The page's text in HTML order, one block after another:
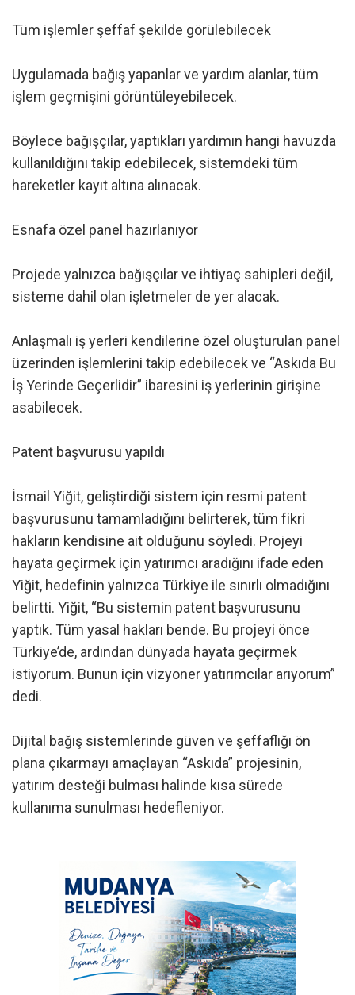
Tüm işlemler şeffaf şekilde görülebilecek
Uygulamada bağış yapanlar ve yardım alanlar, tüm
işlem geçmişini görüntüleyebilecek.
Böylece bağışçılar, yaptıkları yardımın hangi havuzda
kullanıldığını takip edebilecek, sistemdeki tüm
hareketler kayıt altına alınacak.
Esnafa özel panel hazırlanıyor
Projede yalnızca bağışçılar ve ihtiyaç sahipleri değil,
sisteme dahil olan işletmeler de yer alacak.
Anlaşmalı iş yerleri kendilerine özel oluşturulan panel
üzerinden işlemlerini takip edebilecek ve “Askıda Bu
İş Yerinde Geçerlidir” ibaresini iş yerlerinin girişine
asabilecek.
Patent başvurusu yapıldı
İsmail Yiğit, geliştirdiği sistem için resmi patent
başvurusunu tamamladığını belirterek, tüm fikri
hakların kendisine ait olduğunu söyledi. Projeyi
hayata geçirmek için yatırımcı aradığını ifade eden
Yiğit, hedefinin yalnızca Türkiye ile sınırlı olmadığını
belirtti. Yiğit, “Bu sistemin patent başvurusunu
yaptık. Tüm yasal hakları bende. Bu projeyi önce
Türkiye’de, ardından dünyada hayata geçirmek
istiyorum. Bunun için vizyoner yatırımcılar arıyorum”
dedi.
Dijital bağış sistemlerinde güven ve şeffaflığı ön
plana çıkarmayı amaçlayan “Askıda” projesinin,
yatırım desteği bulması halinde kısa sürede
kullanıma sunulması hedefleniyor.